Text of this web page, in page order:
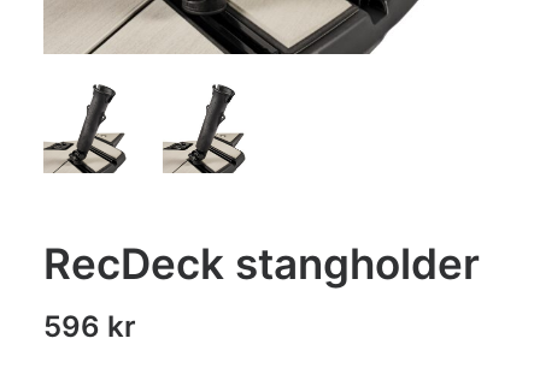
RecDeck stangholder
596 kr